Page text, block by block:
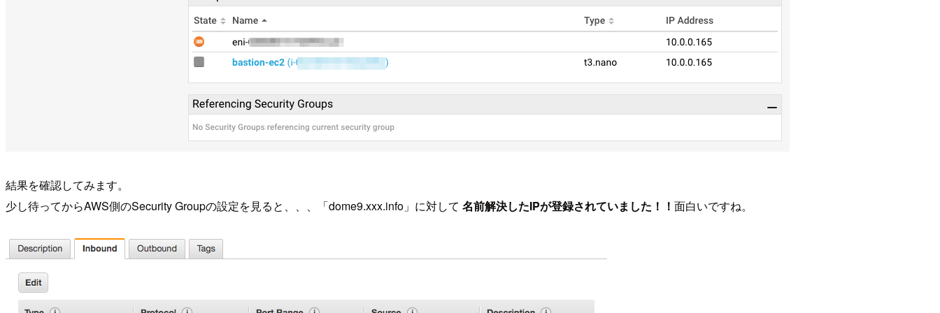
結果を確認してみます。
少し待ってからAWS側のSecurity Groupの設定を見ると、、、「dome9.xxx.info」に対して 名前解決したIPが登録されていました！！ 面白いですね。